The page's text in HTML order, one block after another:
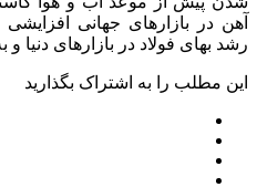
آهن در بازارهای جهانی
رشد بهای فولاد در بازارهای
این مطلب را به اشتراک بگذارید